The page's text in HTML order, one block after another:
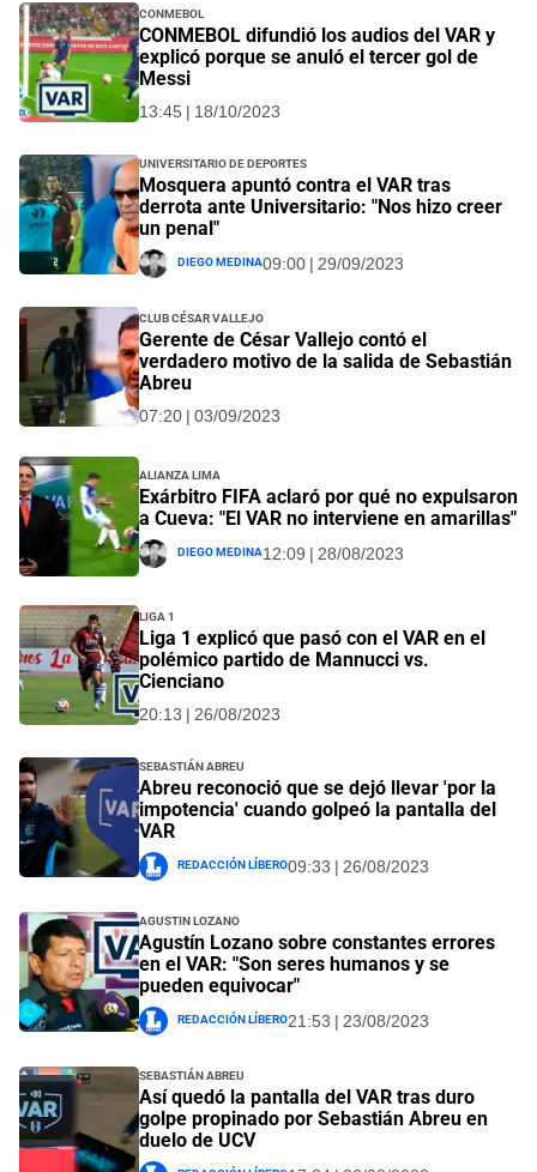
Conmebol
CONMEBOL difundió los audios del VAR y
explicó porque se anuló el tercer gol de
Messi
13:45 | 18/10/2023
Universitario de Deportes
Mosquera apuntó contra el VAR tras
derrota ante Universitario: "Nos hizo creer
un penal"
Diego Medina09:00 | 29/09/2023
Club César Vallejo
Gerente de César Vallejo contó el
verdadero motivo de la salida de Sebastián
Abreu
07:20 | 03/09/2023
Alianza Lima
Exárbitro FIFA aclaró por qué no expulsaron
a Cueva: "El VAR no interviene en amarillas"
Diego Medina12:09 | 28/08/2023
Liga 1
Liga 1 explicó que pasó con el VAR en el
polémico partido de Mannucci vs.
Cienciano
20:13 | 26/08/2023
Sebastián Abreu
Abreu reconoció que se dejó llevar 'por la
impotencia' cuando golpeó la pantalla del
VAR
Redacción Líbero09:33 | 26/08/2023
Agustin Lozano
Agustín Lozano sobre constantes errores
en el VAR: "Son seres humanos y se
pueden equivocar"
Redacción Líbero21:53 | 23/08/2023
Sebastián Abreu
Así quedó la pantalla del VAR tras duro
golpe propinado por Sebastián Abreu en
duelo de UCV